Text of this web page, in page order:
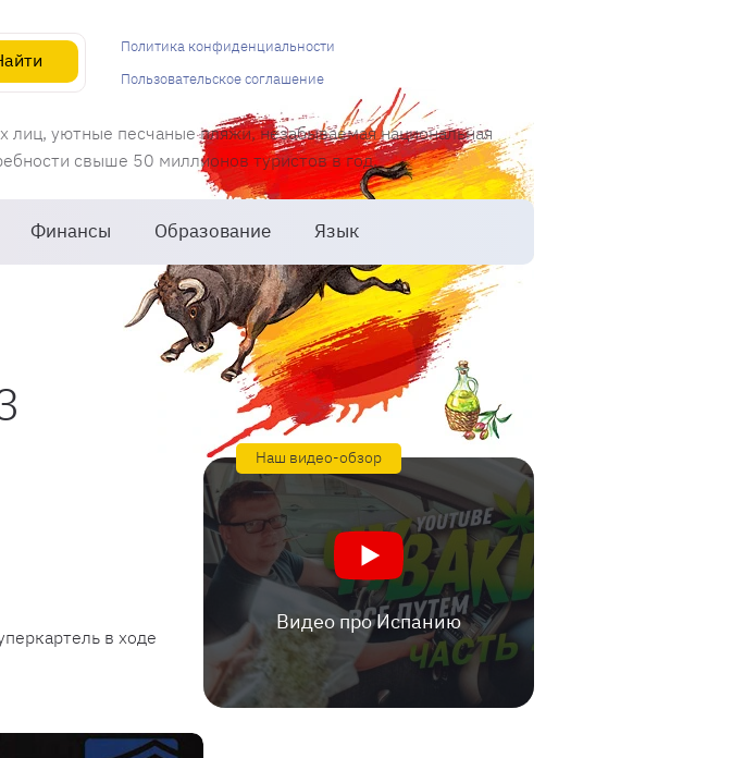
лиц, уютные песчаные пляжи, незабываемая национальная
свыше 50 миллионов туристов в год.
Финансы Образование Язык
Политика конфиденциальности
Пользовательское соглашение
в ходе
Наш видео-обзор
Видео про Испанию